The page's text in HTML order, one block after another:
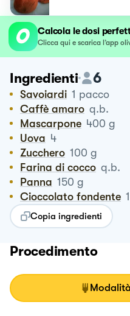
Calcola le dosi
Clicca qui e scarica l’app
Ingredienti 6
Savoiardi 1 pacco
Caffè amaro q.b.
Mascarpone 400 g
Uova 4
Zucchero 100 g
Farina di cocco q.b.
Panna 150 g
Cioccolato fondente
Copia ingredienti
Procedimento